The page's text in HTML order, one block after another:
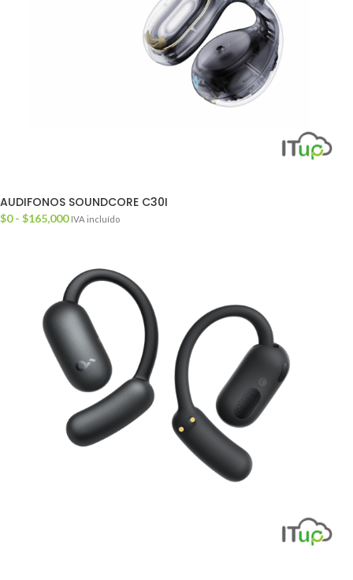
AUDIFONOS SOUNDCORE C30I
$0 - $165,000 IVA incluído